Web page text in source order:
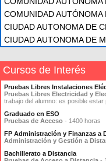
COMUNIDAD AUTÓNOMA
CIUDAD AUTONOMA DE
CIUDAD AUTONOMA DE
Cursos de Interés
Pruebas Libres Instalaciones
Pruebas Libres Electricidad y
trabajo del alumno: es posible
Graduado en ESO
Pruebas de Acceso - 1400 horas
FP Administración y Finanzas a
Administración y Gestión a
Bachillerato a Distancia